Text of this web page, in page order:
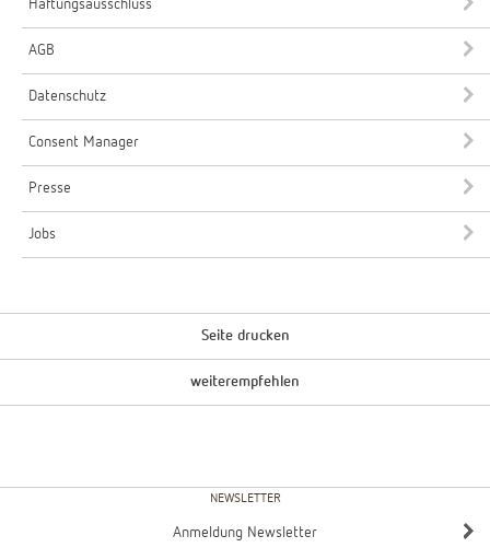
Haftungsausschluss
AGB
Datenschutz
Consent Manager
Presse
Jobs
Seite drucken
weiterempfehlen
NEWSLETTER
Anmeldung Newsletter